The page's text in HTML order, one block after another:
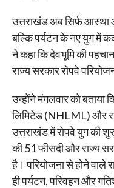
उत्तराखंड अब सिर्फ आस्था
बल्कि पर्यटन के नए युग में
ने कहा कि देवभूमि की
राज्य सरकार रोपवे
उन्होंने मंगलवार को
लिमिटेड (NHLML) और
उत्तराखंड में रोपवे युग की
की 51 फीसदी और राज्य
है। परियोजना से होने वाले
ही पर्यटन, परिवहन और